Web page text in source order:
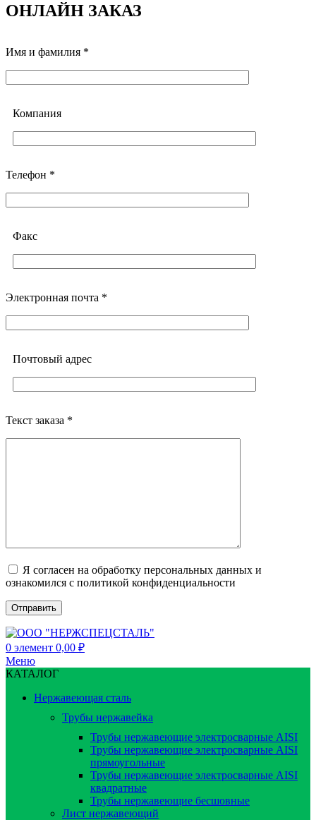
ОНЛАЙН ЗАКАЗ
Имя и фамилия *
Компания
Телефон *
Факс
Электронная почта *
Почтовый адреc
Текст заказа *
Я согласен на обработку персональных данных и
ознакомился с политикой конфиденциальности
0 элемент 0,00 ₽
Меню
КАТАЛОГ
Нержавеющая сталь
Трубы нержавейка
Трубы нержавеющие электросварные AISI
Трубы нержавеющие электросварные AISI
прямоугольные
Трубы нержавеющие электросварные AISI
квадратные
Трубы нержавеющие бесшовные
Лист нержавеющий